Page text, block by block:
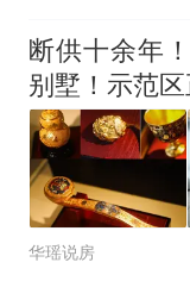
断供十余年
别墅！示范
华瑶说房